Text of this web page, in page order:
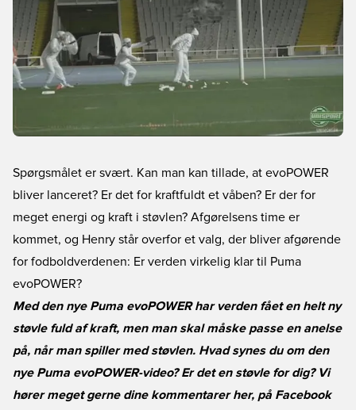
Spørgsmålet er svært. Kan man kan tillade, at evoPOWER
bliver lanceret? Er det for kraftfuldt et våben? Er der for
meget energi og kraft i støvlen? Afgørelsens time er
kommet, og Henry står overfor et valg, der bliver afgørende
for fodboldverdenen: Er verden virkelig klar til Puma
evoPOWER?
Med den nye Puma evoPOWER har verden fået en helt ny
støvle fuld af kraft, men man skal måske passe en anelse
på, når man spiller med støvlen. Hvad synes du om den
nye Puma evoPOWER-video? Er det en støvle for dig? Vi
hører meget gerne dine kommentarer her, på Facebook